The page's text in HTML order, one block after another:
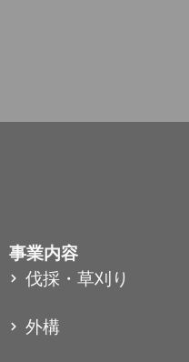
事業内容
伐採・草刈り
外構